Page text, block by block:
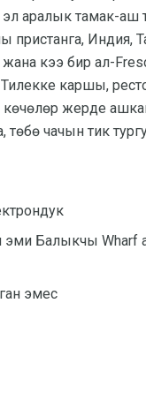
эл аралык тамак-
пристанга, Индия,
жана кээ бир ал-
каршы,
көчөлөр жерде
чачын тик
эми Балыкчы Wharf
эмес